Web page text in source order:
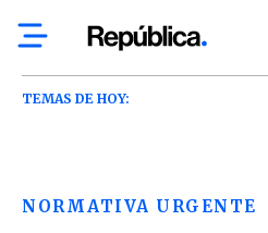
TEMAS DE HOY:
NORMATIVA URGENTE